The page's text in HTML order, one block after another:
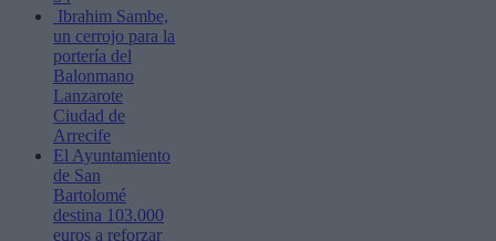
Ibrahim Sambe,
un cerrojo para la
portería del
Balonmano
Lanzarote
Ciudad de
Arrecife
El Ayuntamiento
de San
Bartolomé
destina 103.000
euros a reforzar